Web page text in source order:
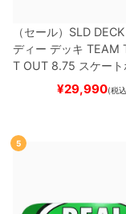
（セール） SLD DECK
ディー デッキ TEAM
T OUT 8.75 スケー
¥29,990(税
5